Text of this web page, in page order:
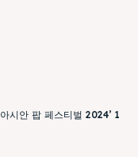
시안 팝 페스티벌 2024’ 1